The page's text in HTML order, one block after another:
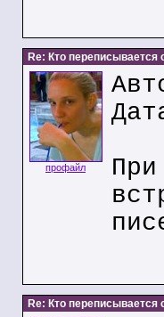
Re: Кто переписывается
профайл
Re: Кто переписывается